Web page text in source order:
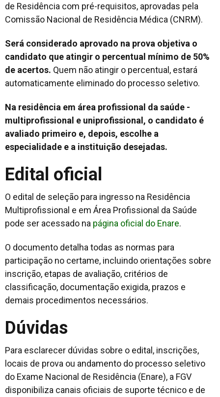
de Residência com pré-requisitos, aprovadas pela
Comissão Nacional de Residência Médica (CNRM).
Será considerado aprovado na prova objetiva o
candidato que atingir o percentual mínimo de 50%
de acertos. Quem não atingir o percentual, estará
automaticamente eliminado do processo seletivo.
Na residência em área profissional da saúde -
multiprofissional e uniprofissional, o candidato é
avaliado primeiro e, depois, escolhe a
especialidade e a instituição desejadas.
Edital oficial
O edital de seleção para ingresso na Residência
Multiprofissional e em Área Profissional da Saúde
pode ser acessado na página oficial do Enare.
O documento detalha todas as normas para
participação no certame, incluindo orientações sobre
inscrição, etapas de avaliação, critérios de
classificação, documentação exigida, prazos e
demais procedimentos necessários.
Dúvidas
Para esclarecer dúvidas sobre o edital, inscrições,
locais de prova ou andamento do processo seletivo
do Exame Nacional de Residência (Enare), a FGV
disponibiliza canais oficiais de suporte técnico e de